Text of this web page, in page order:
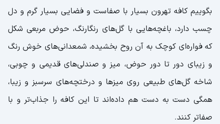
بگوییم کافه تهرون بسیار با صفاست و فضایی بسیار گرم و دل
چسب دارد، باغچه‌هایی با گل‌های رنگارنگ، حوض مربعی شکل
که فواره‌ای کوچک به آن روح بخشیده، شمعدانی‌های خوش رنگ
و زیبای دور تا دور حوض، میز و صندلی‌های قدیمی و چوبی،
شاخه گل‌های طبیعی روی میزها و درختچه‌های سرسبز و زیبا،
همگی دست به دست هم داده‌اند تا این کافه را جذاب‌تر و با
صفاتر کنند.